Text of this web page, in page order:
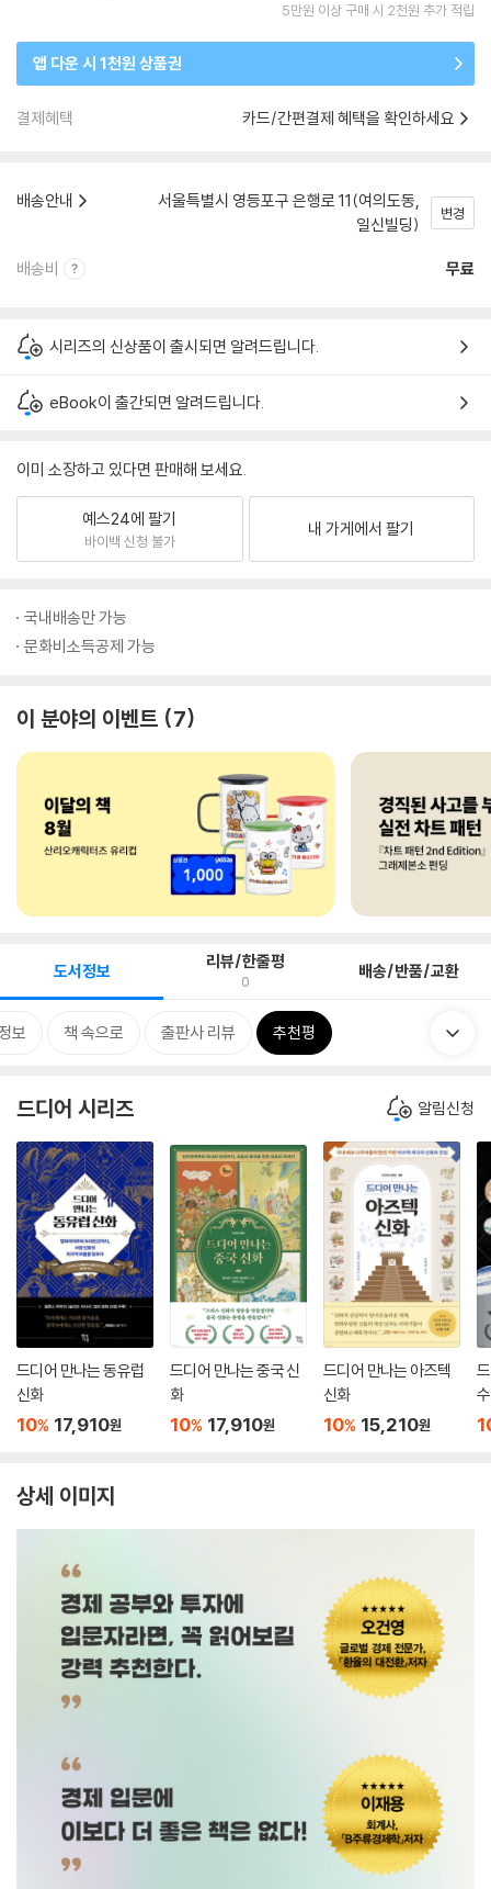
5만원 이상 구매 시 2천원 추가 적립
앱 다운 시 1천원 상품권
결제혜택 카드/간편결제 혜택을 확인하세요
배송안내
서울특별시 영등포구 은행로 11(여의도동,
일신빌딩)
변경
배송비 무료
시리즈의 신상품이 출시되면 알려드립니다.
eBook이 출간되면 알려드립니다.
이미 소장하고 있다면 판매해 보세요.
예스24에 팔기
바이백 신청 불가
내 가게에서 팔기
국내배송만 가능
문화비소득공제 가능
이 분야의 이벤트 7
도서정보 리뷰/한줄평
0 배송/반품/교환
보 책 속으로 출판사 리뷰 추천평
드디어 시리즈 알림신청
드디어 만나는 동유럽
신화
10% 17,910원
드디어 만나는 중국 신
화
10% 17,910원
드디어 만나는 아즈텍
신화
10% 15,210원
상세 이미지